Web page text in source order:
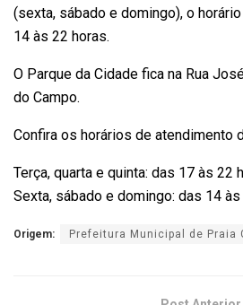
(sexta, sábado e domingo), o
14 às 22 horas.
O Parque da Cidade fica na Rua
do Campo.
Confira os horários de atendimento
Terça, quarta e quinta: das 17 às 22
Sexta, sábado e domingo: das 14 às
Origem: Prefeitura Municipal de Praia